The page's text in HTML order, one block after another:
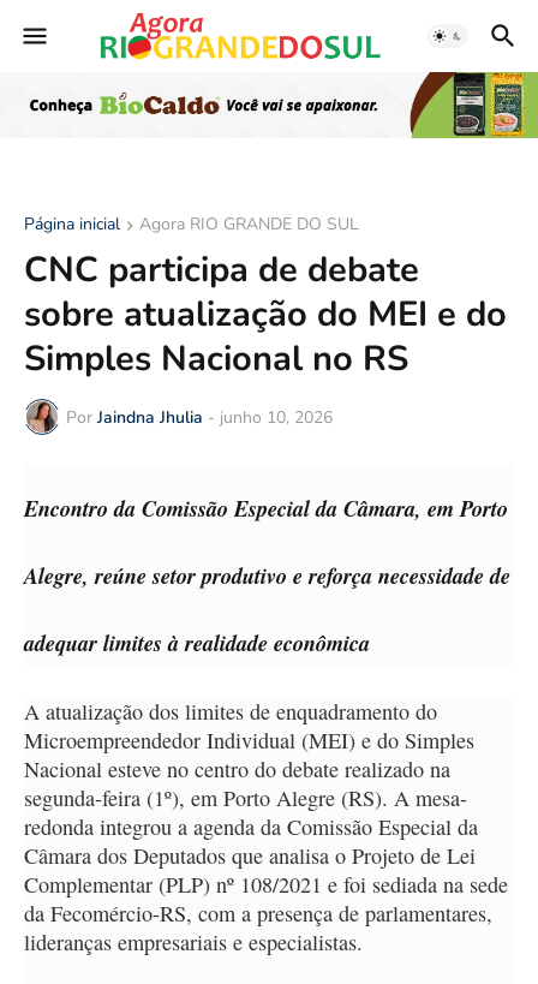
Página inicial Agora RIO GRANDE DO SUL
CNC participa de debate
sobre atualização do MEI e do
Simples Nacional no RS
Por Jaindna Jhulia - junho 10, 2026
Encontro da Comissão Especial da Câmara, em Porto
Alegre, reúne setor produtivo e reforça necessidade de
adequar limites à realidade econômica
A atualização dos limites de enquadramento do
Microempreendedor Individual (MEI) e do Simples
Nacional esteve no centro do debate realizado na
segunda-feira (1º), em Porto Alegre (RS). A mesa-
redonda integrou a agenda da Comissão Especial da
Câmara dos Deputados que analisa o Projeto de Lei
Complementar (PLP) nº 108/2021 e foi sediada na sede
da Fecomércio-RS, com a presença de parlamentares,
lideranças empresariais e especialistas.